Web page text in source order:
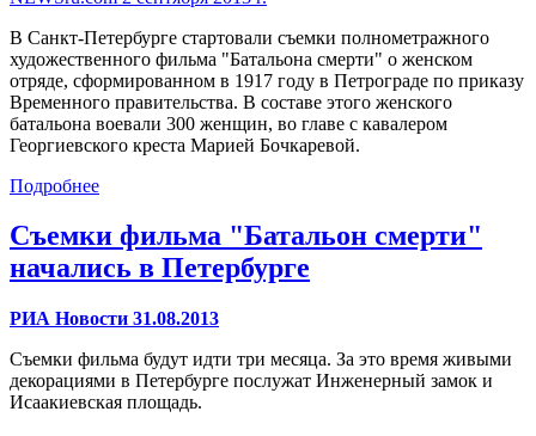
В Санкт-Петербурге стартовали съемки полнометражного
художественного фильма "Батальона смерти" о женском
отряде, сформированном в 1917 году в Петрограде по приказу
Временного правительства. В составе этого женского
батальона воевали 300 женщин, во главе с кавалером
Георгиевского креста Марией Бочкаревой.
Подробнее
Съемки фильма "Батальон смерти"
начались в Петербурге
РИА Новости 31.08.2013
Съемки фильма будут идти три месяца. За это время живыми
декорациями в Петербурге послужат Инженерный замок и
Исаакиевская площадь.